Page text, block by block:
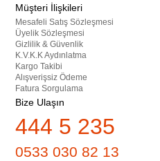
Müşteri İlişkileri
Mesafeli Satış Sözleşmesi
Üyelik Sözleşmesi
Gizlilik & Güvenlik
K.V.K.K Aydınlatma
Kargo Takibi
Alışverişsiz Ödeme
Fatura Sorgulama
Bize Ulaşın
444 5 235
0533 030 82 13